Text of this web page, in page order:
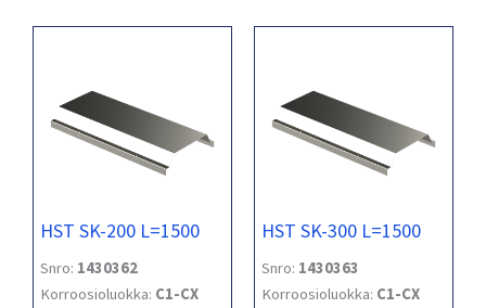
HST SK-200 L=1500
Snro: 1430362
Korroosioluokka: C1-CX
HST SK-300 L=1500
Snro: 1430363
Korroosioluokka: C1-CX